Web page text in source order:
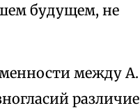
будущем, не
между А.
различие